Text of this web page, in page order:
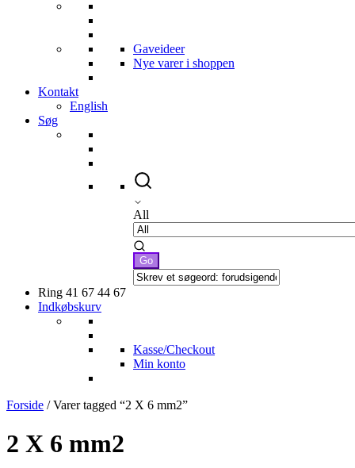
Gaveideer
Nye varer i shoppen
Kontakt
English
Søg
All
Ring 41 67 44 67
Indkøbskurv
Kasse/Checkout
Min konto
Forside / Varer tagged “2 X 6 mm2”
2 X 6 mm2